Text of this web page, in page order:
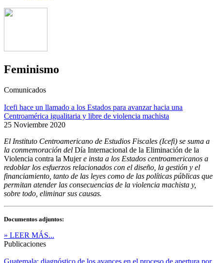
Feminismo
Comunicados
Icefi hace un llamado a los Estados para avanzar hacia una
Centroamérica igualitaria y libre de violencia machista
25 Noviembre 2020
El Instituto Centroamericano de Estudios Fiscales (Icefi) se suma a
la conmemoración del Día Internacional de la Eliminación de la
Violencia contra la Mujere insta a los Estados centroamericanos a
redoblar los esfuerzos relacionados con el diseño, la gestión y el
financiamiento, tanto de las leyes como de las políticas públicas que
permitan atender las consecuencias de la violencia machista y,
sobre todo, eliminar sus causas.
Documentos adjuntos:
» LEER MÁS...
Publicaciones
Guatemala: diagnóstico de los avances en el proceso de apertura por